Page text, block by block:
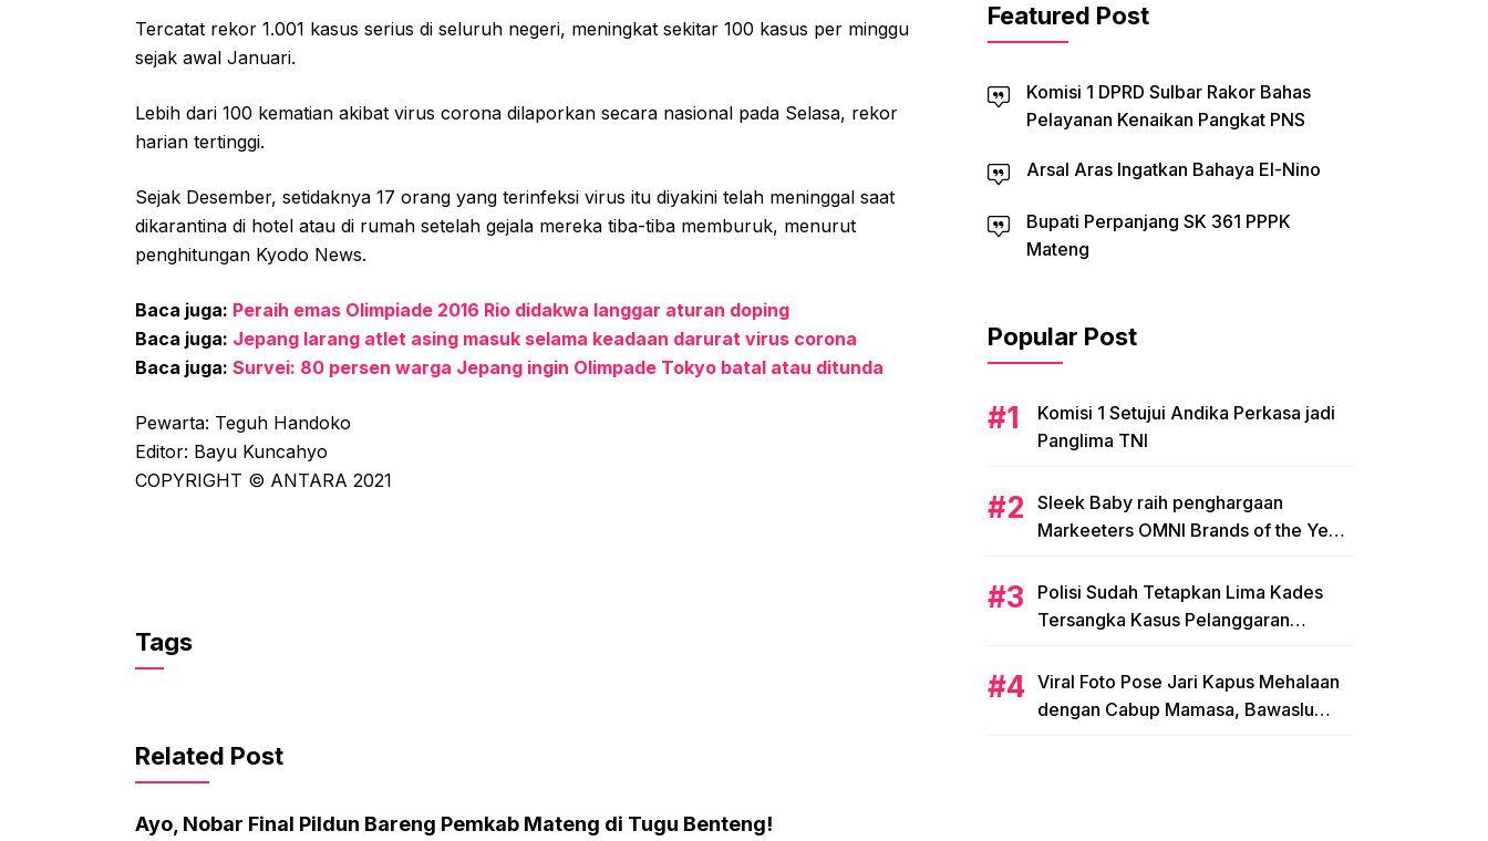
Tercatat rekor 1.001 kasus serius di seluruh negeri, meningkat sekitar 100 kasus per minggu
sejak awal Januari.
Lebih dari 100 kematian akibat virus corona dilaporkan secara nasional pada Selasa, rekor
harian tertinggi.
Sejak Desember, setidaknya 17 orang yang terinfeksi virus itu diyakini telah meninggal saat
dikarantina di hotel atau di rumah setelah gejala mereka tiba-tiba memburuk, menurut
penghitungan Kyodo News.
Baca juga: Peraih emas Olimpiade 2016 Rio didakwa langgar aturan doping
Baca juga: Jepang larang atlet asing masuk selama keadaan darurat virus corona
Baca juga: Survei: 80 persen warga Jepang ingin Olimpade Tokyo batal atau ditunda
Pewarta: Teguh Handoko
Editor: Bayu Kuncahyo
COPYRIGHT © ANTARA 2021
Tags
Related Post
Ayo, Nobar Final Pildun Bareng Pemkab Mateng di Tugu Benteng!
Featured Post
Komisi 1 DPRD Sulbar Rakor Bahas
Pelayanan Kenaikan Pangkat PNS
Arsal Aras Ingatkan Bahaya El-Nino
Bupati Perpanjang SK 361 PPPK
Mateng
Popular Post
Komisi 1 Setujui Andika Perkasa jadi
Panglima TNI
Sleek Baby raih penghargaan
Markeeters OMNI Brands of the Year
Polisi Sudah Tetapkan Lima Kades
Tersangka Kasus Pelanggaran
Viral Foto Pose Jari Kapus Mehalaan
dengan Cabup Mamasa, Bawaslu